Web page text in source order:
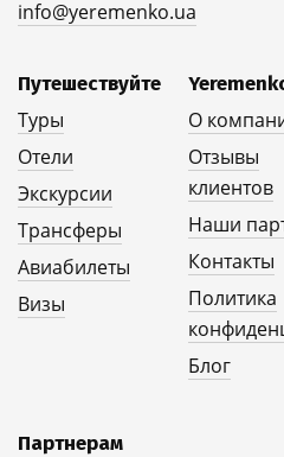
info@yeremenko.ua
Путешествуйте
Туры
Отели
Экскурсии
Трансферы
Авиабилеты
Визы
О
Отзывы
клиентов
Наши
Контакты
Политика
Блог
Партнерам